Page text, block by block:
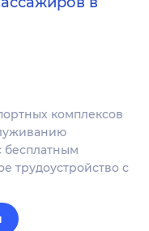
комплексов
бесплатным
трудоустройство с